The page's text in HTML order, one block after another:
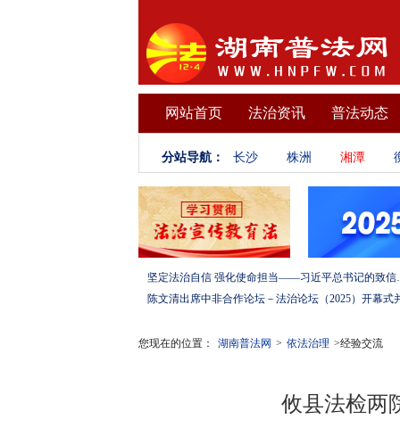
网站首页 法治资讯 普法动态
分站导航： 长沙 株洲 湘潭
坚定法治自信 强化使
您现在的位置： 湖南普法网 > 依法治理 >经验交流
攸县法检两